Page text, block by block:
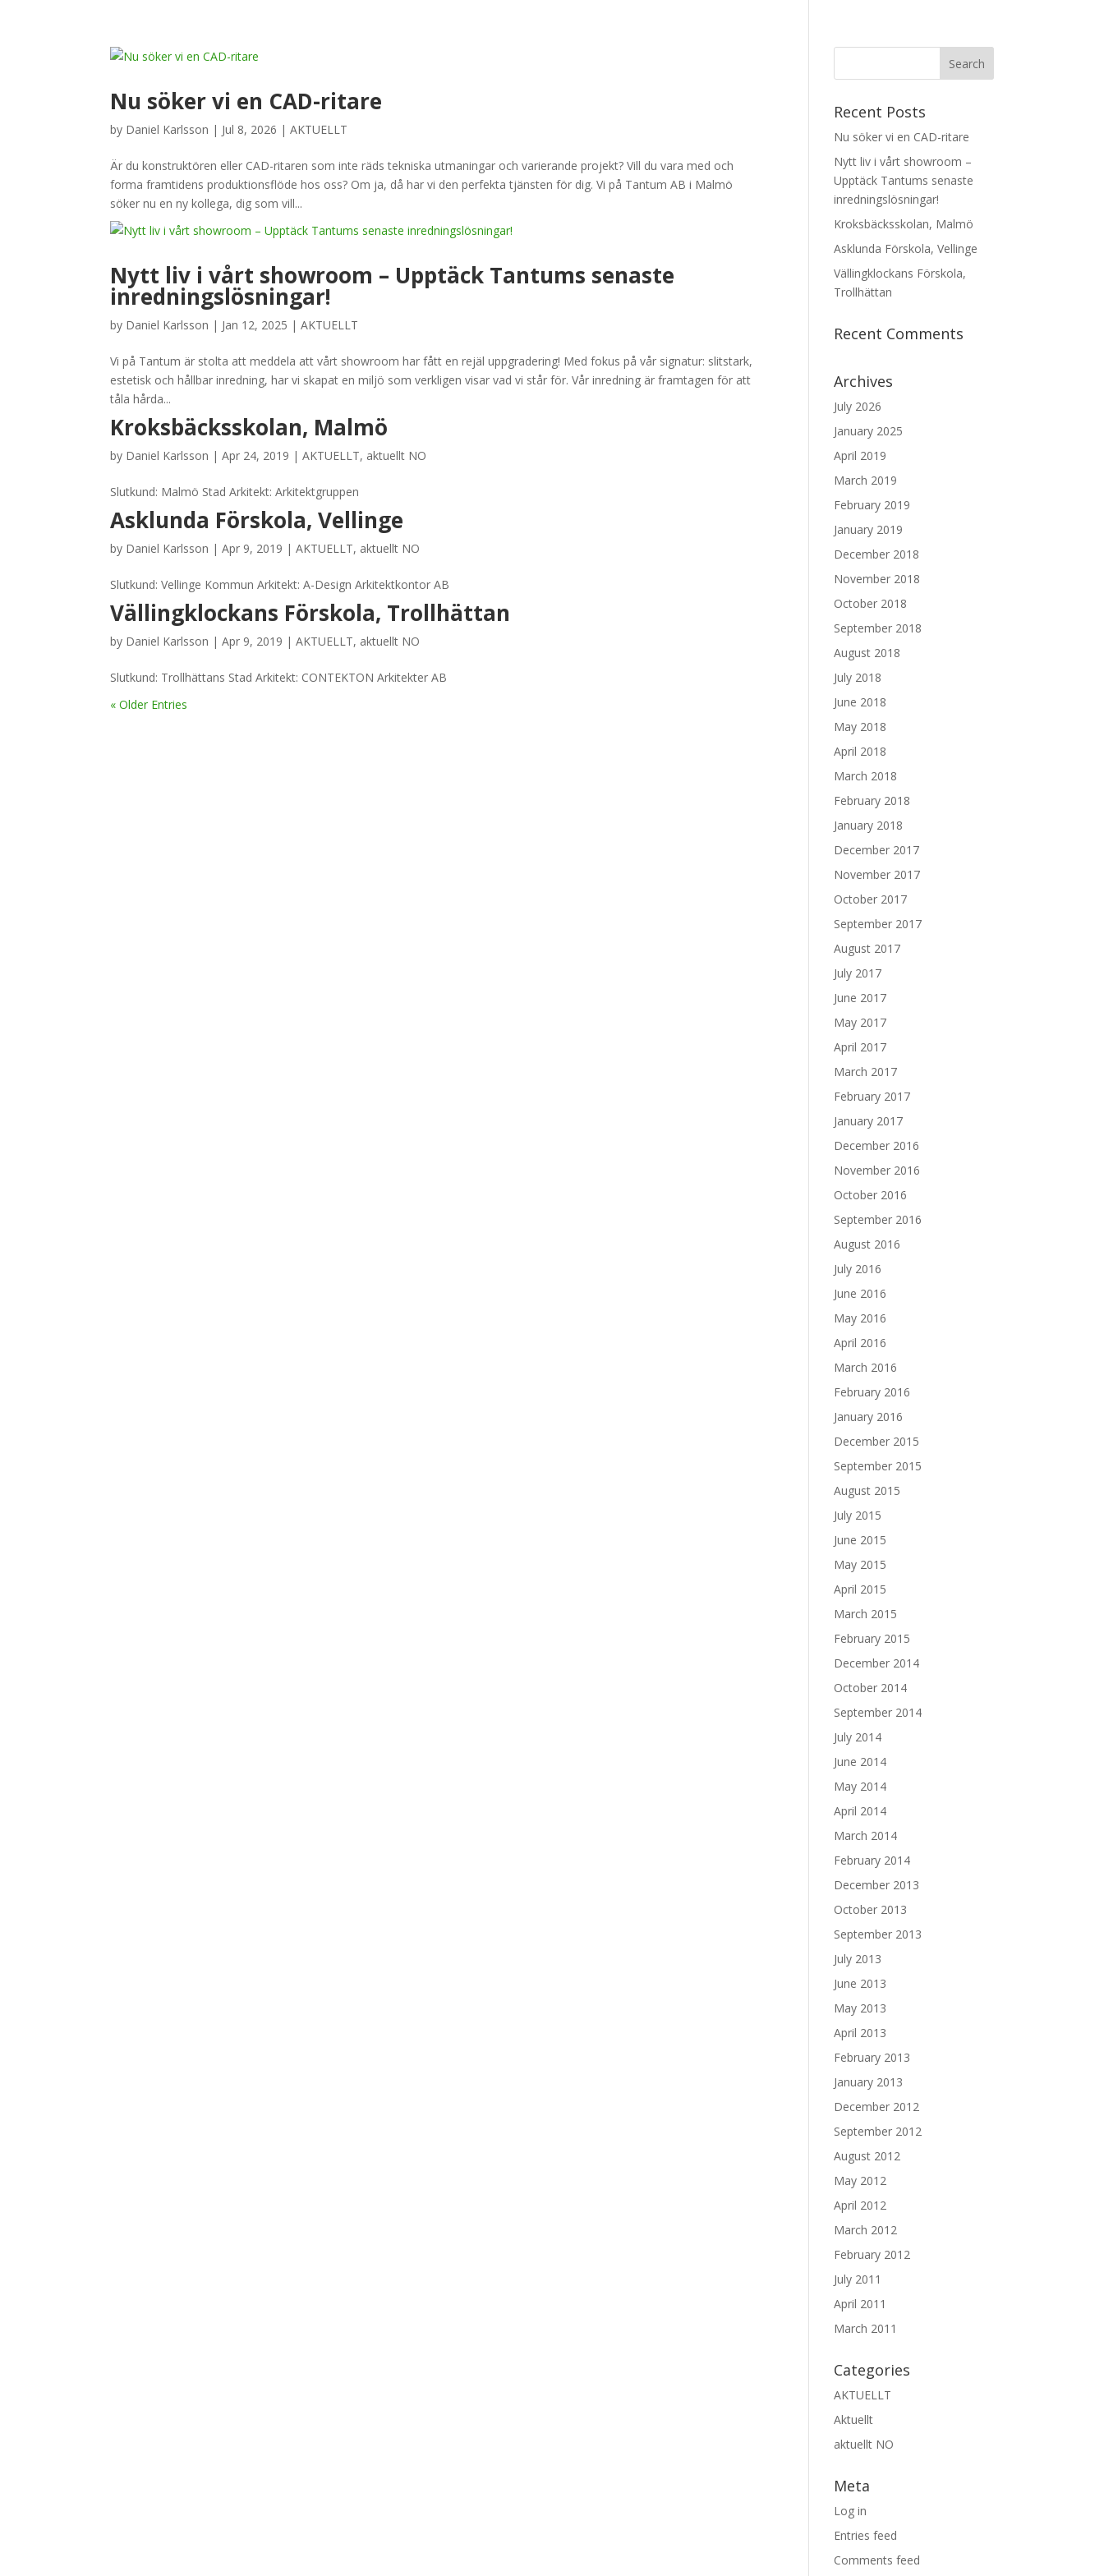
Nu söker vi en CAD-ritare
by Daniel Karlsson | Jul 8, 2026 |AKTUELLT
Är du konstruktören eller CAD-ritaren som inte räds tekniska utmaningar och varierande projekt? Vill du vara med och
forma framtidens produktionsflöde hos oss? Om ja, då har vi den perfekta tjänsten för dig. Vi på Tantum AB i Malmö
söker nu en ny kollega, dig som vill...
Nytt liv i vårt showroom – Upptäck Tantums senaste
inredningslösningar!
by Daniel Karlsson | Jan 12, 2025 |AKTUELLT
Vi på Tantum är stolta att meddela att vårt showroom har fått en rejäl uppgradering! Med fokus på vår signatur: slitstark,
estetisk och hållbar inredning, har vi skapat en miljö som verkligen visar vad vi står för. Vår inredning är framtagen för att
tåla hårda...
Kroksbäcksskolan, Malmö
by Daniel Karlsson |Apr 24, 2019 |AKTUELLT, aktuellt NO
Slutkund: Malmö Stad Arkitekt: Arkitektgruppen
Asklunda Förskola, Vellinge
by Daniel Karlsson |Apr 9, 2019 |AKTUELLT, aktuellt NO
Slutkund: Vellinge Kommun Arkitekt: A-Design Arkitektkontor AB
Vällingklockans Förskola, Trollhättan
by Daniel Karlsson |Apr 9, 2019 |AKTUELLT, aktuellt NO
Slutkund: Trollhättans Stad Arkitekt: CONTEKTON Arkitekter AB
« Older Entries
Recent Posts
Nu söker vi en CAD-ritare
Nytt liv i vårt showroom –
Upptäck Tantums senaste
inredningslösningar!
Kroksbäcksskolan, Malmö
Asklunda Förskola, Vellinge
Vällingklockans Förskola,
Trollhättan
Recent Comments
Archives
July 2026
January 2025
April 2019
March 2019
February 2019
January 2019
December 2018
November 2018
October 2018
September 2018
August 2018
July 2018
June 2018
May 2018
April 2018
March 2018
February 2018
January 2018
December 2017
November 2017
October 2017
September 2017
August 2017
July 2017
June 2017
May 2017
April 2017
March 2017
February 2017
January 2017
December 2016
November 2016
October 2016
September 2016
August 2016
July 2016
June 2016
May 2016
April 2016
March 2016
February 2016
January 2016
December 2015
September 2015
August 2015
July 2015
June 2015
May 2015
April 2015
March 2015
February 2015
December 2014
October 2014
September 2014
July 2014
June 2014
May 2014
April 2014
March 2014
February 2014
December 2013
October 2013
September 2013
July 2013
June 2013
May 2013
April 2013
February 2013
January 2013
December 2012
September 2012
August 2012
May 2012
April 2012
March 2012
February 2012
July 2011
April 2011
March 2011
Categories
AKTUELLT
Aktuellt
aktuellt NO
Meta
Log in
Entries feed
Comments feed